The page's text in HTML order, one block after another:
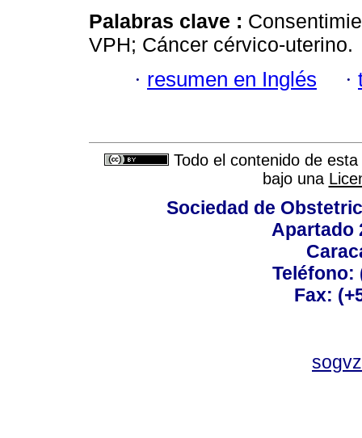
Palabras clave :
VPH; Cáncer cérvico-uterino.
· resumen en Inglés ·
Todo el contenido de
bajo una
Sociedad de
Apartado
Teléfono:
Fax: